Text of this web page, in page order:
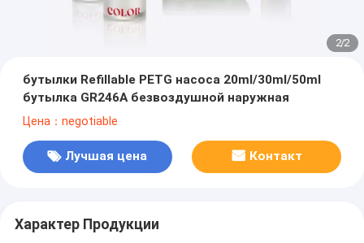
2/2
бутылки Refillable PETG насоса 20ml/30ml/50ml
бутылка GR246A безвоздушной наружная
Цена：negotiable
Лучшая цена Контакт
Характер Продукции